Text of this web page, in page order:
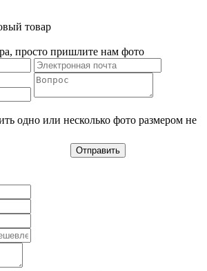
товар
просто пришлите нам фото
одно или несколько фото размером не
Отправить